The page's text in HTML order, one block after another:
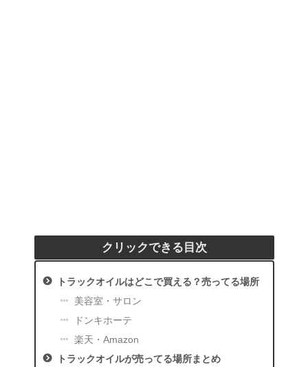
クリックできる目次
トラックオイルはどこで買える？売ってる場所
美容室・サロン
ドンキホーテ
楽天・Amazon
トラックオイルが売ってる場所まとめ